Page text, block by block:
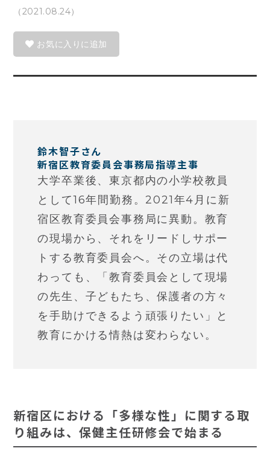
（2021.08.24）
お気に入りに追加
鈴木智子さん
新宿区教育委員会事務局指導主事
大学卒業後、東京都内の小学校教員
として16年間勤務。2021年4月に新
宿区教育委員会事務局に異動。教育
の現場から、それをリードしサポー
トする教育委員会へ。その立場は代
わっても、「教育委員会として現場
の先生、子どもたち、保護者の方々
を手助けできるよう頑張りたい」と
教育にかける情熱は変わらない。
新宿区における「多様な性」に関する取
り組みは、保健主任研修会で始まる